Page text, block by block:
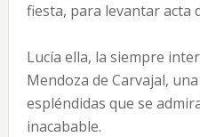
fiesta, para levantar acta
Lucía ella, la siempre
Mendoza de Carvajal,
espléndidas que se
inacabable.